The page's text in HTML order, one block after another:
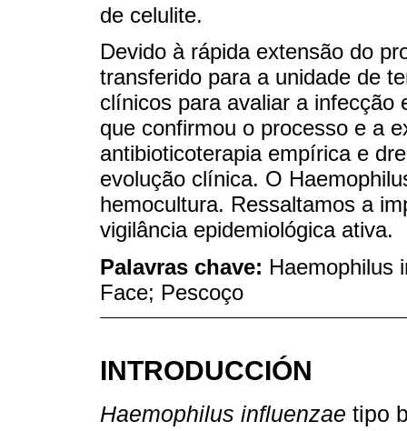
de celulite.
Devido à rápida extensão do
transferido para a unidade de
clínicos para avaliar a infecção
que confirmou o processo e a
antibioticoterapia empírica e
evolução clínica. O
hemocultura. Ressaltamos a
vigilância epidemiológica ativa.
Palavras chave: Haemophilus
Face; Pescoço
INTRODUCCIÓN
Haemophilus influenzae tipo